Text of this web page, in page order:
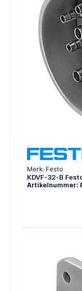
Merk: Festo
KDVF-32-B
Artikelnummer: